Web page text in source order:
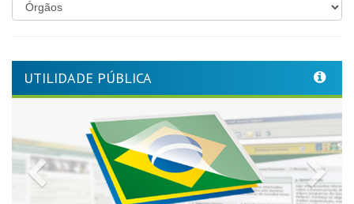
UTILIDADE PÚBLICA
Previous